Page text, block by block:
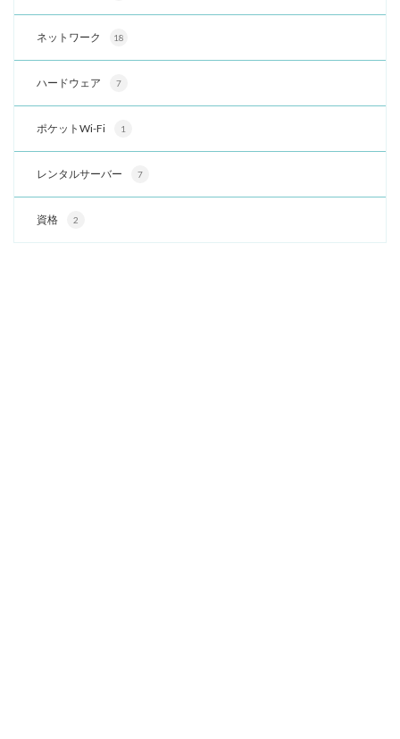
ネットワーク 18
ハードウェア 7
ポケットWi-Fi 1
レンタルサーバー 7
資格 2